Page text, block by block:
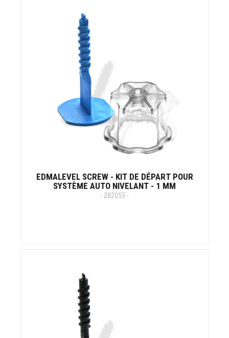
EDMALEVEL SCREW - KIT DE DÉPART POUR
SYSTÈME AUTO NIVELANT - 1 MM
- 282055 -